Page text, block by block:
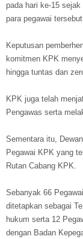
pada hari ke-15
para pegawai
Keputusan
komitmen KPK
hingga tuntas dan
KPK juga telah
Pengawas serta
Sementara itu,
Pegawai KPK yang
Rutan Cabang KPK.
Sebanyak 66
ditetapkan sebagai
hukum serta 12
dengan Badan